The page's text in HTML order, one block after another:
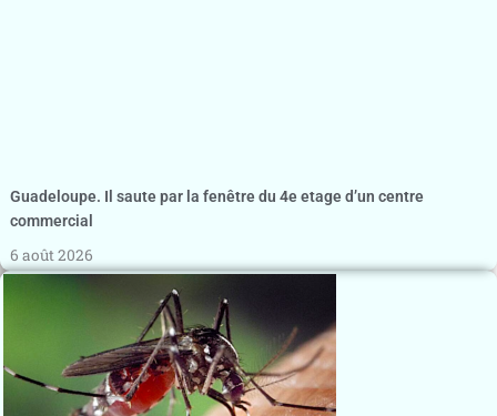
Guadeloupe. Il saute par la fenêtre du 4e etage d’un centre
commercial
6 août 2026